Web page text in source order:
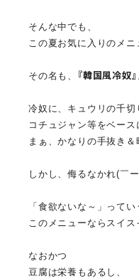
そんな中でも、
この夏お気に入りのメニ
その名も、 『韓国風冷奴』
冷奴に、キュウリの千切
コチュジャン等をベース
まぁ、かなりの手抜き＆
しかし、侮るなかれ(￣
「食欲ないな～」ってい
このメニューならスイ
なおかつ
豆腐は栄養もあるし、